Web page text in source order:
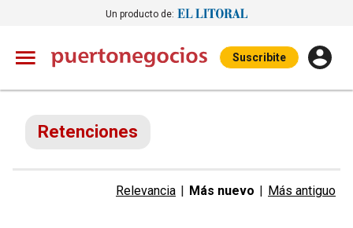
Un producto de:
Suscribite
Retenciones
Relevancia | Más nuevo | Más antiguo